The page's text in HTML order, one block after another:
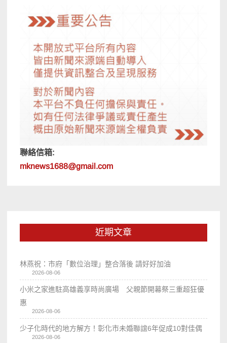
聯絡信箱:
mknews1688@gmail.com
近期文章
林燕祝：市府「數位治理」整合落後 請好好加油
2026-08-06
小米之家進駐高雄義享時尚廣場 父親節開幕祭三重超狂優
惠
2026-08-06
少子化時代的地方解方！彰化市未婚聯誼6年促成10對佳偶
2026-08-06